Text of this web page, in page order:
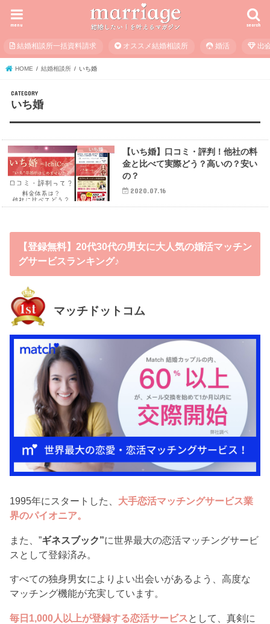
search
menu
結婚相談所一括資料請求 オススメ結婚相談所 婚活 出
HOME 結婚相談所 いち婚
いち婚
いち婚
【いち婚】口コミ・評判！他社の料
金と比べて実際どう？高いの？安い
の？
2020.07.16
【登録無料】20代30代の男女に大人気の婚活マッチン
グサービスランキング♪
マッチドットコム
1995年にスタートした、 大手恋活マッチングサービス業
界のパイオニア。
また、”ギネスブック”に世界最大の恋活マッチングサービ
スとして登録済み。
すべての独身男女によりよい出会いがあるよう、高度な
マッチング機能が充実しています。
毎日1,000人以上が登録する恋活サービス として、真剣に